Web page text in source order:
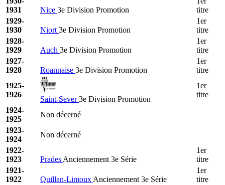
1931
Nice 3e Division Promotion
titre
1929-
1930
Niort 3e Division Promotion
1er
titre
1928-
1929
Auch 3e Division Promotion
1er
titre
1927-
1928
Roannaise 3e Division Promotion
1er
titre
1925-
1926
Saint-Sever3e Division Promotion
1er
titre
1924-
1925
Non décerné
1923-
1924
Non décerné
1922-
1923
Prades Anciennement 3e Série
1er
titre
1921-
1922
Quillan-Limoux Anciennement 3e Série
1er
titre